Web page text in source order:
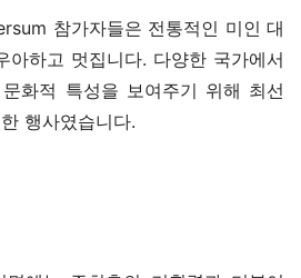
참가자들은 전통적인 미인 대
아하고 멋집니다. 다양한 국가에서
화적 특성을 보여주기 위해 최선
행사였습니다.